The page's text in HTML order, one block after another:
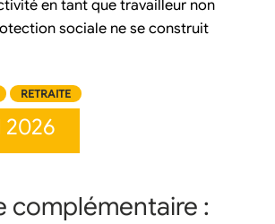
en tant que travailleur non
sociale ne se construit
RETRAITE
2026
complémentaire :